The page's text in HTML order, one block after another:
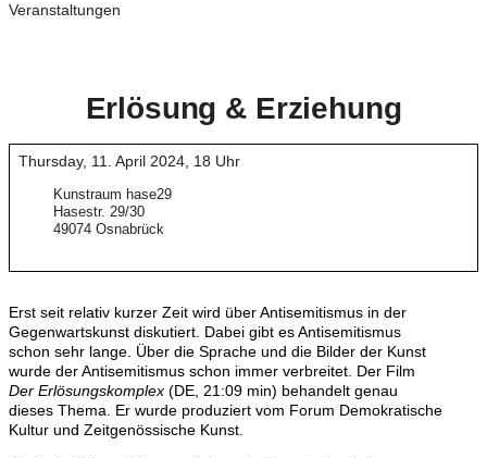
Veranstaltungen
Erlösung & Erziehung
Thursday, 11. April 2024 18 Uhr
Kunstraum hase29
Hasestr. 29/30
49074 Osnabrück
Erst seit relativ kurzer Zeit wird über Antisemitismus in der
Gegenwartskunst diskutiert. Dabei gibt es Antisemitismus
schon sehr lange. Über die Sprache und die Bilder der Kunst
wurde der Antisemitismus schon immer verbreitet. Der Film
Der Erlösungskomplex (DE, 21:09 min) behandelt genau
dieses Thema. Er wurde produziert vom Forum Demokratische
Kultur und Zeitgenössische Kunst.